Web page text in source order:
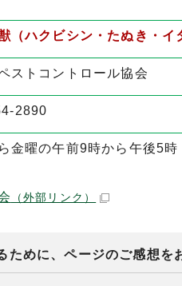
（ハクビシン・たぬき・
ストコントロール協会
2890
金曜の午前9時から午後5
（外部リンク）
ために、ページのご感想を